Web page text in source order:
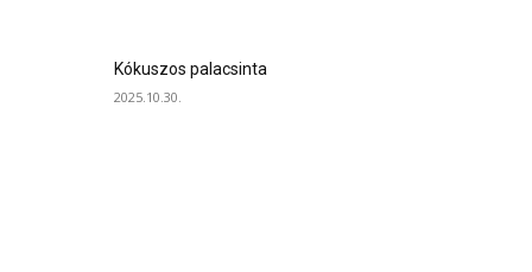
Kókuszos palacsinta
2025.10.30.